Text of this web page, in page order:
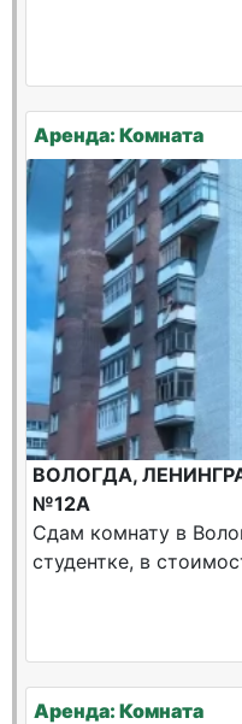
Аренда: Комната
ВОЛОГДА,
№12А
Сдам комнату в
студентке, в
Аренда: Комната